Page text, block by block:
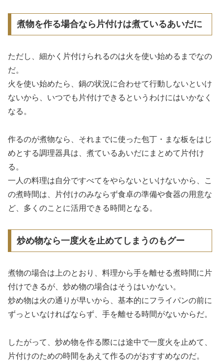
煮物を作る場合なら片付けは煮ているあいだに
ただし、細かく片付けられるのは火を使い始めるまでなの
だ。
火を使い始めたら、鍋の状況に合わせて行動しないといけ
ないから、いつでも片付けできるというわけにはいかなく
なる。
作るのが煮物なら、それまでに使った包丁・まな板をはじ
めとする調理器具は、煮ているあいだにまとめて片付け
る。
一人の料理は自分ですべてをやらないといけないから、こ
の煮時間は、片付けのみならず食卓の準備や食器の用意な
ど、多くのことに活用できる時間となる。
炒め物なら一度火を止めてしまうのもグー
煮物の場合は上のとおり、料理から手を離せる煮時間に片
付けできるが、炒め物の場合はそうはいかない。
炒め物は火の通りが早いから、基本的にフライパンの前に
ずっといなければならず、手を離せる時間がないからだ。
したがって、炒め物を作る際には途中で一度火を止めて、
片付けのための時間をあえて作るのがおすすめなのだ。